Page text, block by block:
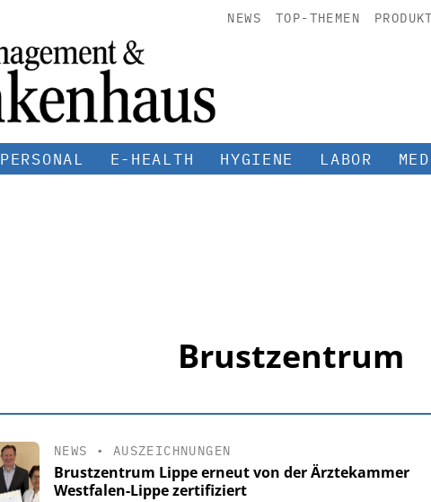
NEWS TOP-THEMEN
PERSONAL E-HEALTH HYGIENE LABOR
Brustzentrum
NEWS • AUSZEICHNUNGEN
Brustzentrum Lippe erneut von der Ärztekammer
Westfalen-Lippe zertifiziert